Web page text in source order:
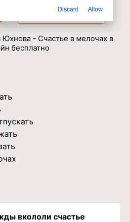
Скачать
Юхнова - Счастье в мелочах в
бесплатно
вкололи счастье
Discard Allow